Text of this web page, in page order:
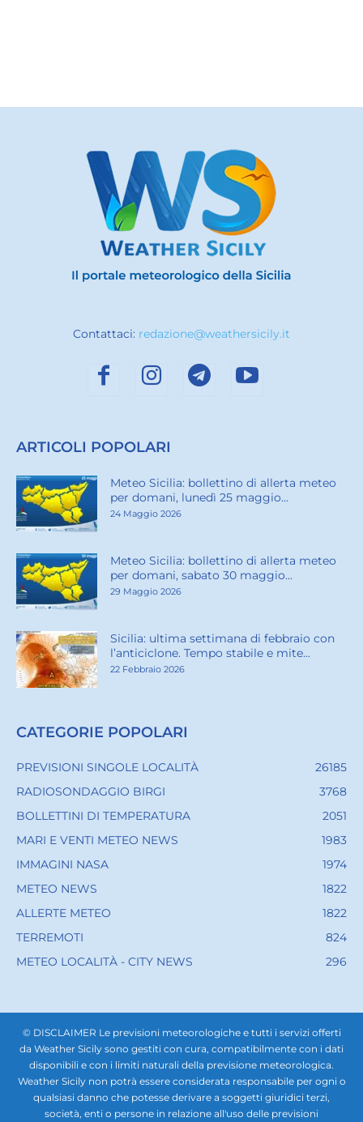
Contattaci: redazione@weathersicily.it
ARTICOLI POPOLARI
Meteo Sicilia: bollettino di allerta meteo
per domani, lunedì 25 maggio...
24 Maggio 2026
Meteo Sicilia: bollettino di allerta meteo
per domani, sabato 30 maggio...
29 Maggio 2026
Sicilia: ultima settimana di febbraio con
l’anticiclone. Tempo stabile e mite...
22 Febbraio 2026
CATEGORIE POPOLARI
PREVISIONI SINGOLE LOCALITÀ
26185
RADIOSONDAGGIO BIRGI
3768
BOLLETTINI DI TEMPERATURA
2051
MARI E VENTI METEO NEWS
1983
IMMAGINI NASA
1974
METEO NEWS
1822
ALLERTE METEO
1822
TERREMOTI
824
METEO LOCALITÀ - CITY NEWS
296
© DISCLAIMER Le previsioni meteorologiche e tutti i servizi offerti
da Weather Sicily sono gestiti con cura, compatibilmente con i dati
disponibili e con i limiti naturali della previsione meteorologica.
Weather Sicily non potrà essere considerata responsabile per ogni o
qualsiasi danno che potesse derivare a soggetti giuridici terzi,
società, enti o persone in relazione all'uso delle previsioni